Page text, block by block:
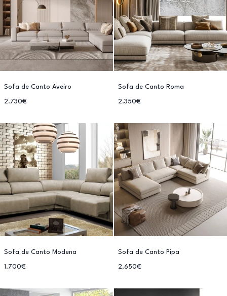
Sofa de Canto Aveiro
2.730€
Sofa de Canto Roma
2.350€
Sofa de Canto Modena
1.700€
Sofa de Canto Pipa
2.650€